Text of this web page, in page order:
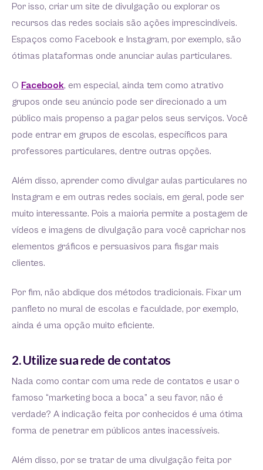
Por isso, criar um site de divulgação ou explorar os
recursos das redes sociais são ações imprescindíveis.
Espaços como Facebook e Instagram, por exemplo, são
ótimas plataformas onde anunciar aulas particulares.
O Facebook, em especial, ainda tem como atrativo
grupos onde seu anúncio pode ser direcionado a um
público mais propenso a pagar pelos seus serviços. Você
pode entrar em grupos de escolas, específicos para
professores particulares, dentre outras opções.
Além disso, aprender como divulgar aulas particulares no
Instagram e em outras redes sociais, em geral, pode ser
muito interessante. Pois a maioria permite a postagem de
vídeos e imagens de divulgação para você caprichar nos
elementos gráficos e persuasivos para fisgar mais
clientes.
Por fim, não abdique dos métodos tradicionais. Fixar um
panfleto no mural de escolas e faculdade, por exemplo,
ainda é uma opção muito eficiente.
2. Utilize sua rede de contatos
Nada como contar com uma rede de contatos e usar o
famoso “marketing boca a boca” a seu favor, não é
verdade? A indicação feita por conhecidos é uma ótima
forma de penetrar em públicos antes inacessíveis.
Além disso, por se tratar de uma divulgação feita por